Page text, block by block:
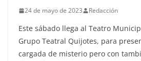
24 de mayo de 2023 Redacción
Este sábado llega al Teatro
Grupo Teatral Quijotes, para
cargada de misterio pero con